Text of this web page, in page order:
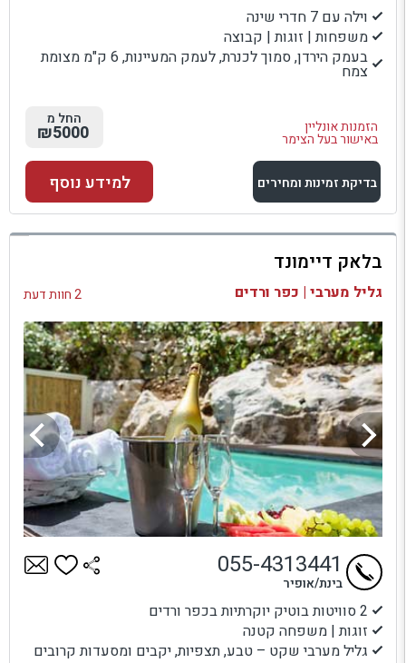
וילה עם 7 חדרי שינה
משפחות | זוגות | קבוצה
בעמק הירדן, סמוך לכנרת, לעמק המעיינות, 6 ק"מ מצומת
צמח
הזמנות אונליין
באישור בעל הצימר
החל מ
₪5000
בדיקת זמינות ומחירים
למתחם זה
בדיקת זמינות ומחירים
למידע נוסף
בלאק דיימונד
גליל מערבי | כפר ורדים 2 חוות דעת
2 סוויטות בוטיק יוקרתיות בכפר ורדים
זוגות | משפחה קטנה
גליל מערבי שקט – טבע, תצפיות, יקבים ומסעדות קרובים
055-4313441
בינת/אופיר